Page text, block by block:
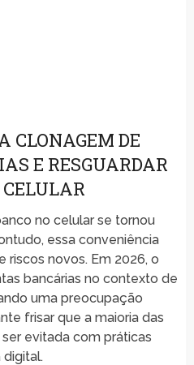
CLONAGEM DE
E RESGUARDAR
no celular se tornou
essa conveniência
riscos novos. Em 2026, o
bancárias no contexto de
uma preocupação
frisar que a maioria das
evitada com práticas